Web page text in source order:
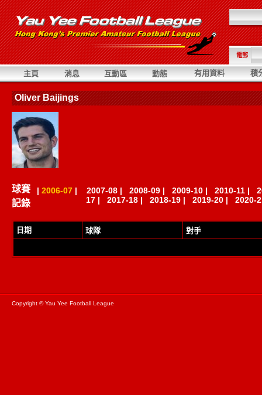
電郵
主頁 消息 互動區 動態 有用資料 積
Oliver Baijings
球賽
記錄
| 2006-07 | 2007-08 | 2008-09 | 2009-10 | 2010-11 |
17 | 2017-18 | 2018-19 | 2019-20 | 2020-
日期 球隊 對手
Copyright © Yau Yee Football League